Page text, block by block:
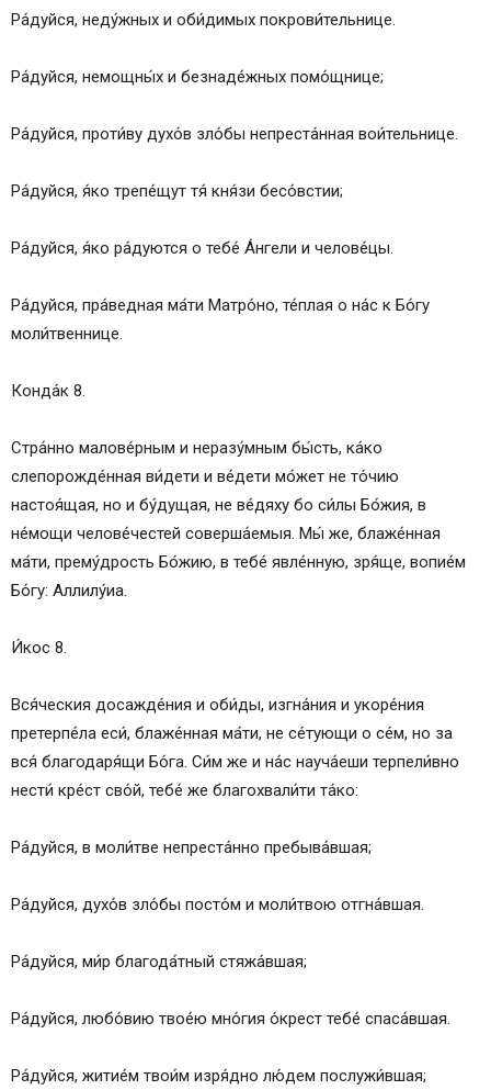
Ра́дуйся, неду́жных и оби́димых покрови́тельнице.
Ра́дуйся, немощны́х и безнаде́жных помо́щнице;
Ра́дуйся, проти́ву духо́в зло́бы непреста́нная вои́тельнице.
Ра́дуйся, я́ко трепе́щут тя́ кня́зи бесо́встии;
Ра́дуйся, я́ко ра́дуются о тебе́ А́нгели и челове́цы.
Ра́дуйся, пра́ведная ма́ти Матро́но, те́плая о на́с к Бо́гу
моли́твеннице.
Конда́к 8.
Стра́нно малове́рным и неразу́мным бы́сть, ка́ко
слепорожде́нная ви́дети и ве́дети мо́жет не то́чию
настоя́щая, но и бу́дущая, не ве́дяху бо си́лы Бо́жия, в
не́мощи челове́честей соверша́емыя. Мы́ же, блаже́нная
ма́ти, прему́дрость Бо́жию, в тебе́ явле́нную, зря́ще, вопие́м
Бо́гу: Аллилу́иа.
И́кос 8.
Вся́ческия досажде́ния и оби́ды, изгна́ния и укоре́ния
претерпе́ла еси́, блаже́нная ма́ти, не се́тующи о се́м, но за
вся́ благодаря́щи Бо́га. Си́м же и на́с науча́еши терпели́вно
нести́ кре́ст сво́й, тебе́ же благохвали́ти та́ко:
Ра́дуйся, в моли́тве непреста́нно пребыва́вшая;
Ра́дуйся, духо́в зло́бы посто́м и моли́твою отгна́вшая.
Ра́дуйся, ми́р благода́тный стяжа́вшая;
Ра́дуйся, любо́вию твое́ю мно́гия о́крест тебе́ спаса́вшая.
Ра́дуйся, житие́м твои́м изря́дно лю́дем послужи́вшая;